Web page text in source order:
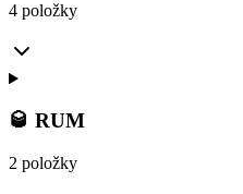
4 položky
🥃 RUM
2 položky